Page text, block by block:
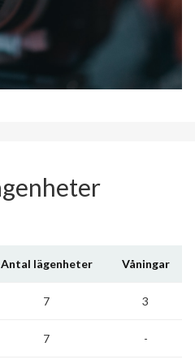
Antal lägenheter Våningar
7 3
7 -